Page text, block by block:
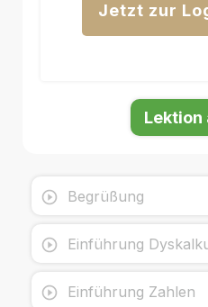
Jetzt zur
Lektion
Begrüßung
Einführung
Einführung Zahlen